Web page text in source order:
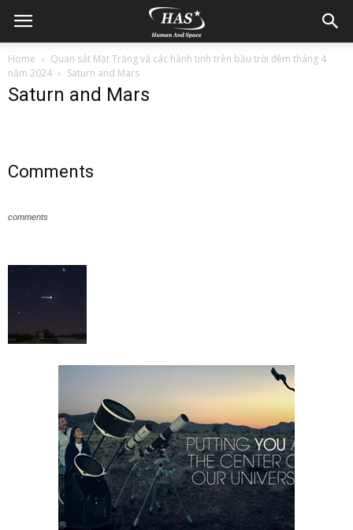
Home
Quan sát Mặt Trăng và các hành tinh trên bầu trời đêm tháng 4
năm 2024
Saturn and Mars
Saturn and Mars
Comments
comments